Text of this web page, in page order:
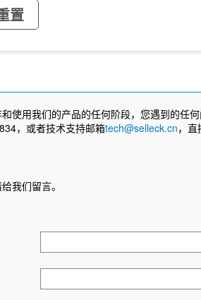
置
使用我们的产品的任何阶段，您遇到的任
，或者技术支持邮箱tech@selleck.cn，
我们留言。